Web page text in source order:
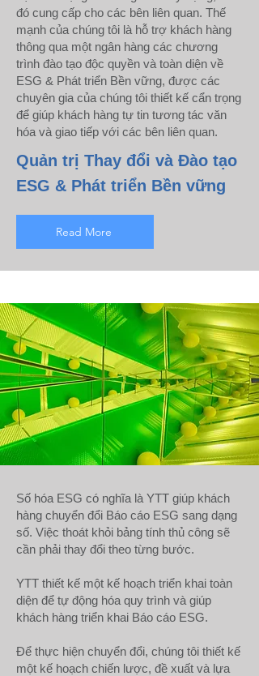
đó cung cấp cho các bên liên quan. Thế
mạnh của chúng tôi là hỗ trợ khách hàng
thông qua một ngân hàng các chương
trình đào tạo độc quyền và toàn diện về
ESG & Phát triển Bền vững, được các
chuyên gia của chúng tôi thiết kế cẩn trọng
để giúp khách hàng tự tin tương tác văn
hóa và giao tiếp với các bên liên quan.
Quản trị Thay đổi và Đào tạo
ESG & Phát triển Bền vững
Read More
Số hóa ESG có nghĩa là YTT giúp khách
hàng chuyển đổi Báo cáo ESG sang dạng
số. Việc thoát khỏi bảng tính thủ công sẽ
cần phải thay đổi theo từng bước.
YTT thiết kế một kế hoạch triển khai toàn
diện để tự động hóa quy trình và giúp
khách hàng triển khai Báo cáo ESG.
Để thực hiện chuyển đổi, chúng tôi thiết kế
một kế hoạch chiến lược, đề xuất và lựa